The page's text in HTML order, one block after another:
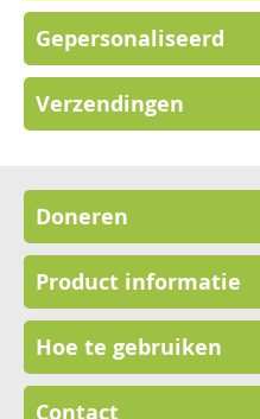
Gepersonaliseerd
Verzendingen
Doneren
Product informatie
Hoe te gebruiken
Contact